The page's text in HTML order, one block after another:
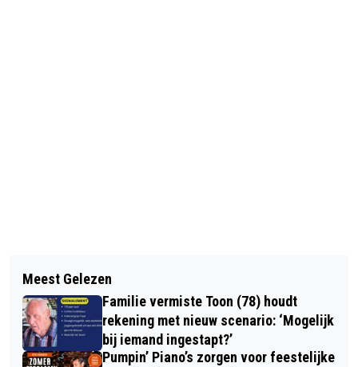
OPNIEUW BUITENBRAND AAN
KRUISVAART IN SPRANG-CAPELLE
WAALWIJK VAN BOVEN BEKEKEN IN
BIJZONDERE TENTOONSTELLING VAN
DE ERSTELINGHE
Meest Gelezen
Familie vermiste Toon (78) houdt
rekening met nieuw scenario: ‘Mogelijk
bij iemand ingestapt?’
Pumpin’ Piano’s zorgen voor feestelijke